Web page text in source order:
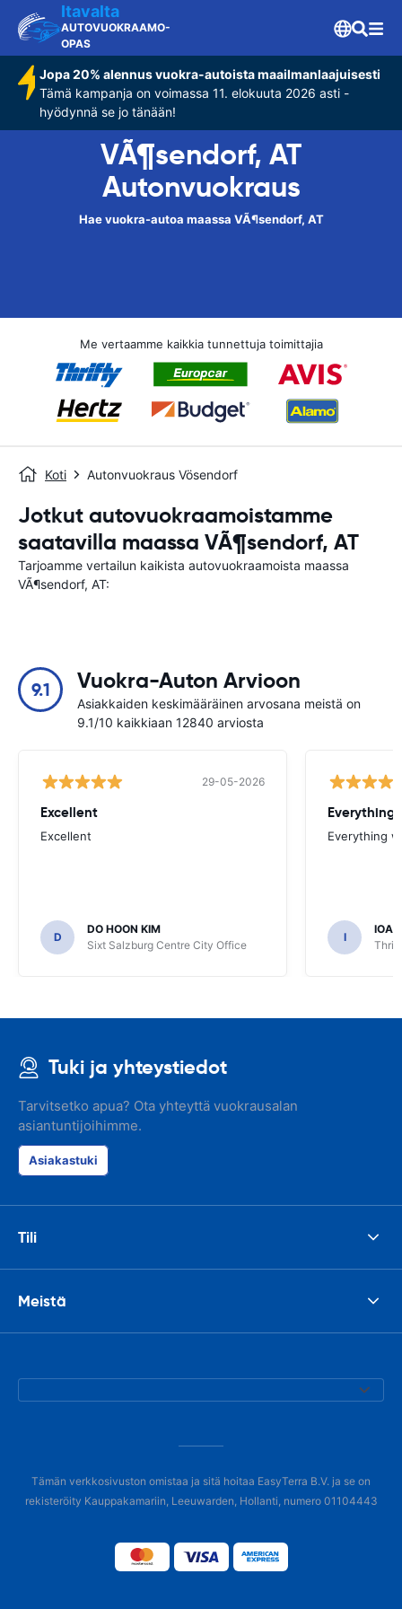
Itavalta
AUTOVUOKRAAMO-
OPAS
Jopa 20% alennus vuokra-autoista maailmanlaajuisesti
Tämä kampanja on voimassa 11. elokuuta 2026 asti -
hyödynnä se jo tänään!
VÃ¶sendorf, AT
Autonvuokraus
Hae vuokra-autoa maassa VÃ¶sendorf, AT
Me vertaamme kaikkia tunnettuja toimittajia
Koti Autonvuokraus Vösendorf
Jotkut autovuokraamoistamme
saatavilla maassa VÃ¶sendorf, AT
Tarjoamme vertailun kaikista autovuokraamoista maassa
VÃ¶sendorf, AT:
9.1 Vuokra-Auton Arvioon
Asiakkaiden keskimääräinen arvosana meistä on
9.1/10 kaikkiaan 12840 arviosta
29-05-2026
Excellent
Excellent
D
DO HOON KIM
Sixt Salzburg Centre City Office
Everything
Everything
I
Tuki ja yhteystiedot
Tarvitsetko apua? Ota yhteyttä vuokrausalan
asiantuntijoihimme.
Asiakastuki
Tili
Meistä
Tämän verkkosivuston omistaa ja sitä hoitaa EasyTerra B.V. ja se on
rekisteröity Kauppakamariin, Leeuwarden, Hollanti, numero 01104443